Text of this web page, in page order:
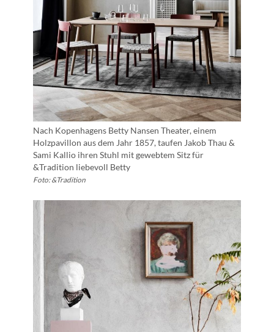
Nach Kopenhagens Betty Nansen Theater, einem
Holzpavillon aus dem Jahr 1857, taufen Jakob Thau &
Sami Kallio ihren Stuhl mit gewebtem Sitz für
&Tradition liebevoll Betty
Foto: &Tradition